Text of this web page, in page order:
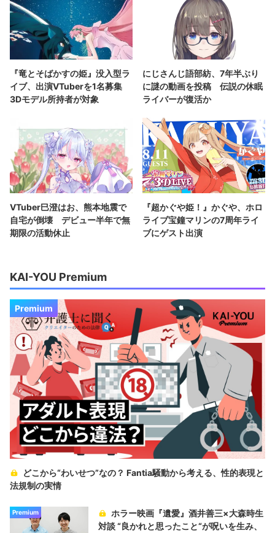
『竜とそばかすの姫』没入型ラ
イブ、出演VTuberを1名募集
3Dモデル所持者が対象
にじさんじ語部紡、7年半ぶり
に謎の動画を投稿 伝説の休眠
ライバーが復活か
VTuber巳澄はお、熊本地震で
自宅が倒壊 デビュー半年で無
期限の活動休止
『超かぐや姫！』かぐや、ホロ
ライブ宝鐘マリンの7周年ライ
ブにゲスト出演
KAI-YOU Premium
Premium
どこから“わいせつ”なの？ Fantia騒動から考える、性的表現と
法規制の実情
Premium
ホラー映画『遺愛』酒井善三×大森時生
対談 “良かれと思ったこと“が呪いを生み、